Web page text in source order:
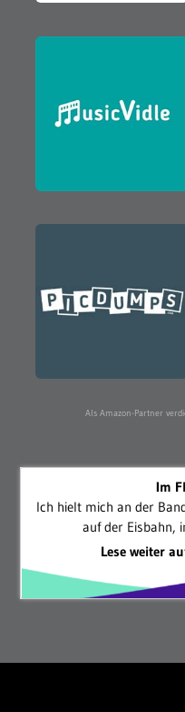
Als Amazon-Partner
Im
Ich hielt mich an der
auf der Eisbahn,
Lese weiter